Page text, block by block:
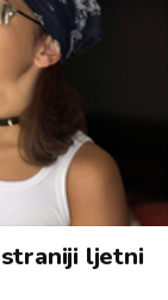
ljetni